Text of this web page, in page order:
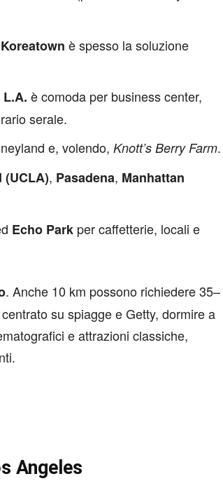
Koreatown è spesso la soluzione
è comoda per business center,
serale.
e, volendo, Knott’s Berry Farm.
(UCLA), Pasadena, Manhattan
Echo Park per caffetterie, locali e
. Anche 10 km possono richiedere 35–
su spiagge e Getty, dormire a
e attrazioni classiche,
Angeles